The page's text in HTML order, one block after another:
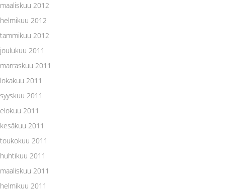
maaliskuu 2012
helmikuu 2012
tammikuu 2012
joulukuu 2011
marraskuu 2011
lokakuu 2011
syyskuu 2011
elokuu 2011
kesäkuu 2011
toukokuu 2011
huhtikuu 2011
maaliskuu 2011
helmikuu 2011